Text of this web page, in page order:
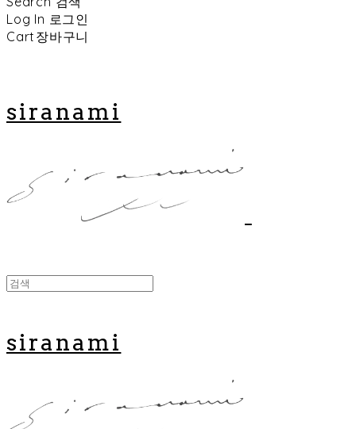
Log In 로그인
Cart 장바구니
siranami
siranami